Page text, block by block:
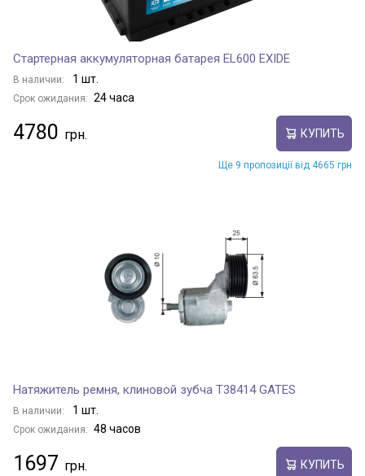
Стартерная аккумуляторная батарея EL600 EXIDE
В наличии: 1 шт.
Срок ожидания: 24 часа
4780 КУПИТЬ
Ще 9 пропозиції від 4665 грн
Натяжитель ремня, клиновой зубча T38414 GATES
В наличии: 1 шт.
Срок ожидания: 48 часов
1697 КУПИТЬ